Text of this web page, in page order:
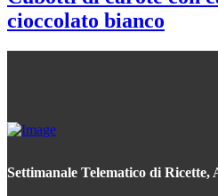
cioccolato bianco
Settimanale Telematico di Ricette,